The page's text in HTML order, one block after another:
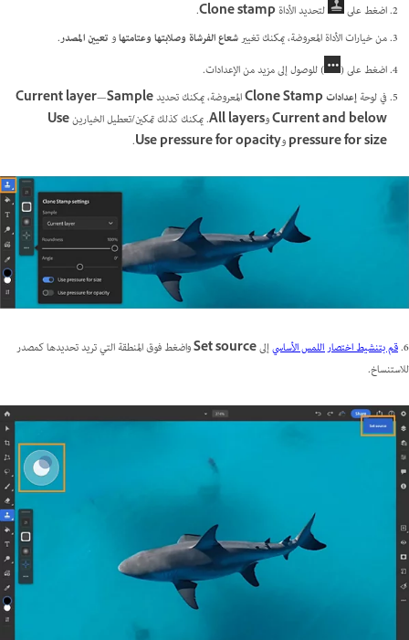
اضغط على
لتحديد الأداةClone stamp
.
من خيارات الأداة المعروضة، يمكنك تغييرشعاع الفرشاة وصلابتها وعتامتهاوتعيين المصدر.
اضغط على (
) للوصول إلى مزيد من الإعدادات.
في لوحةإعدادات Clone Stamp المعروضة، يمكنك تحديدSample
—
وAll layers. يمكنك كذلك تمكين/تعطيل الخيارينUse
pressure for sizeوUse pressure for opacity
.
6. قم بتنشيط اختصار اللمس الأساسيإلىSet sourceواضغط فوق المنطقة التي تريد تحديدها كمصدر
للاستنساخ.